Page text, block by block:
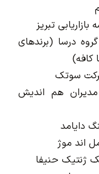
تبریز
درسا (برندهای
کافه)
سوتک
هم اندیش
دایامد
اند موژ
ژنتیک حنیفا